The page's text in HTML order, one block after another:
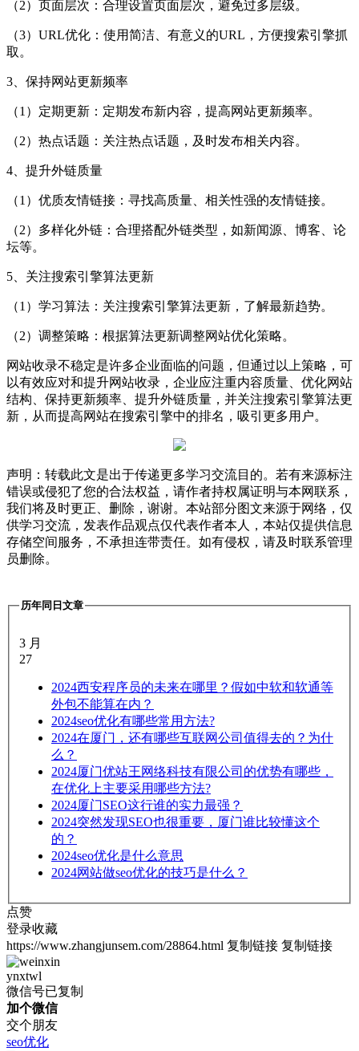
（2）页面层次：合理设置页面层次，避免过多层级。
（3）URL优化：使用简洁、有意义的URL，方便搜索引擎抓
取。
3、保持网站更新频率
（1）定期更新：定期发布新内容，提高网站更新频率。
（2）热点话题：关注热点话题，及时发布相关内容。
4、提升外链质量
（1）优质友情链接：寻找高质量、相关性强的友情链接。
（2）多样化外链：合理搭配外链类型，如新闻源、博客、论
坛等。
5、关注搜索引擎算法更新
（1）学习算法：关注搜索引擎算法更新，了解最新趋势。
（2）调整策略：根据算法更新调整网站优化策略。
网站收录不稳定是许多企业面临的问题，但通过以上策略，可
以有效应对和提升网站收录，企业应注重内容质量、优化网站
结构、保持更新频率、提升外链质量，并关注搜索引擎算法更
新，从而提高网站在搜索引擎中的排名，吸引更多用户。
声明：转载此文是出于传递更多学习交流目的。若有来源标注
错误或侵犯了您的合法权益，请作者持权属证明与本网联系，
我们将及时更正、删除，谢谢。本站部分图文来源于网络，仅
供学习交流，发表作品观点仅代表作者本人，本站仅提供信息
存储空间服务，不承担连带责任。如有侵权，请及时联系管理
员删除。
历年同日文章
3 月
27
2024西安程序员的未来在哪里？假如中软和软通等
外包不能算在内？
2024seo优化有哪些常用方法?
2024在厦门，还有哪些互联网公司值得去的？为什
么？
2024厦门优站王网络科技有限公司的优势有哪些，
在优化上主要采用哪些方法?
2024厦门SEO这行谁的实力最强？
2024突然发现SEO也很重要，厦门谁比较懂这个
的？
2024seo优化是什么意思
2024网站做seo优化的技巧是什么？
点赞
登录收藏
https://www.zhangjunsem.com/28864.html 复制链接 复制链接
ynxtwl
微信号已复制
加个微信
交个朋友
seo优化